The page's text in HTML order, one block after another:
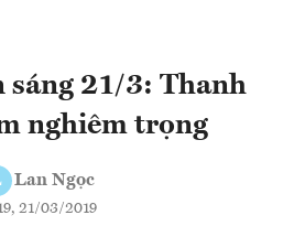
sáng 21/3: Thanh
nghiêm trọng
Lan Ngọc
21/03/2019